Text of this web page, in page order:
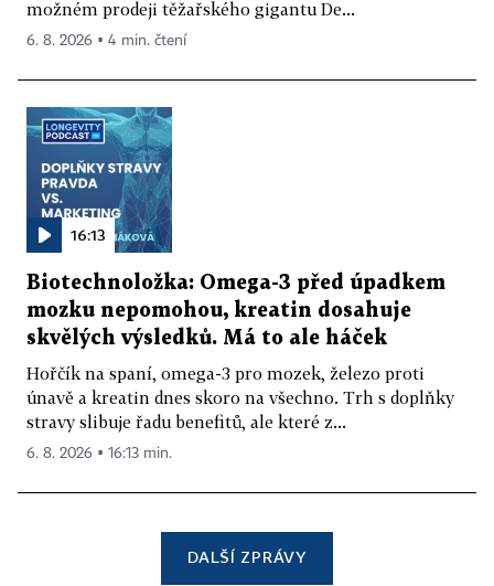
možném prodeji těžařského gigantu De...
6. 8. 2026 ▪ 4 min. čtení
16:13
Biotechnoložka: Omega-3 před úpadkem
mozku nepomohou, kreatin dosahuje
skvělých výsledků. Má to ale háček
Hořčík na spaní, omega-3 pro mozek, železo proti
únavě a kreatin dnes skoro na všechno. Trh s doplňky
stravy slibuje řadu benefitů, ale které z...
6. 8. 2026 ▪ 16:13 min.
DALŠÍ ZPRÁVY